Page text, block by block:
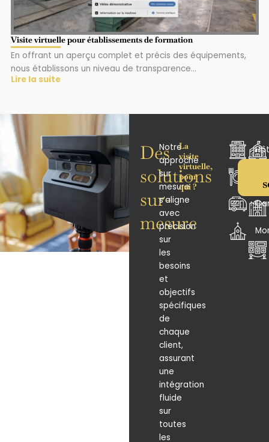
Visite virtuelle pour établissements de formation
En offrant un aperçu complet et précis des équipements,
nous établissons un niveau de transparence...
Lire la suite
Des
solutions
sur-
mesure
Notre
approche
sur
mesure
s’aligne
avec
précision
sur
les
besoins
et
objectifs
spécifiques
de
chaque
client,
assurant
une
intégration
fluide
sur
toutes
les
La
visite
virtuelle,
pour
qui ?